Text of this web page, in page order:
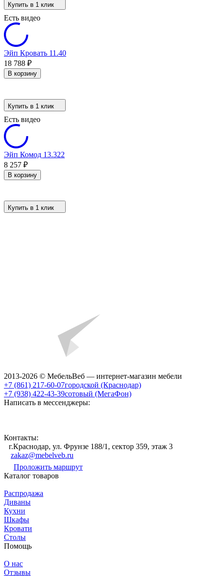
Купить в 1 клик
Есть видео
Эйп Кровать 11.40
18 788 ₽
В корзину
Купить в 1 клик
Есть видео
Эйп Комод 13.322
8 257 ₽
В корзину
Купить в 1 клик
2013-2026 © МебельВеб — интернет-магазин мебели
+7 (861) 217-60-07городской (Краснодар)
+7 (938) 422-43-39сотовый (МегаФон)
Написать в мессенджеры:
Контакты:
г.Краснодар, ул. Фрунзе 188/1, сектор 359, этаж 3
zakaz@mebelveb.ru
Проложить маршрут
Каталог товаров
Распродажа
Диваны
Кухни
Шкафы
Кровати
Столы
Помощь
О нас
Отзывы